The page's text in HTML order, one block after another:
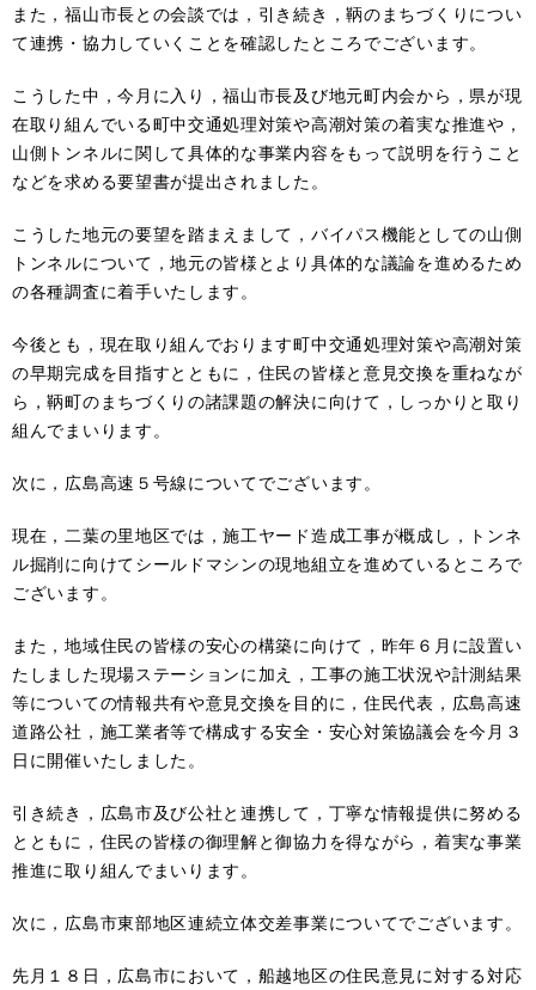
また，福山市長との会談では，引き続き，鞆のまちづくりについ
て連携・協力していくことを確認したところでございます。
こうした中，今月に入り，福山市長及び地元町内会から，県が現
在取り組んでいる町中交通処理対策や高潮対策の着実な推進や，
山側トンネルに関して具体的な事業内容をもって説明を行うこと
などを求める要望書が提出されました。
こうした地元の要望を踏まえまして，バイパス機能としての山側
トンネルについて，地元の皆様とより具体的な議論を進めるため
の各種調査に着手いたします。
今後とも，現在取り組んでおります町中交通処理対策や高潮対策
の早期完成を目指すとともに，住民の皆様と意見交換を重ねなが
ら，鞆町のまちづくりの諸課題の解決に向けて，しっかりと取り
組んでまいります。
次に，広島高速５号線についてでございます。
現在，二葉の里地区では，施工ヤード造成工事が概成し，トンネ
ル掘削に向けてシールドマシンの現地組立を進めているところで
ございます。
また，地域住民の皆様の安心の構築に向けて，昨年６月に設置い
たしました現場ステーションに加え，工事の施工状況や計測結果
等についての情報共有や意見交換を目的に，住民代表，広島高速
道路公社，施工業者等で構成する安全・安心対策協議会を今月３
日に開催いたしました。
引き続き，広島市及び公社と連携して，丁寧な情報提供に努める
とともに，住民の皆様の御理解と御協力を得ながら，着実な事業
推進に取り組んでまいります。
次に，広島市東部地区連続立体交差事業についてでございます。
先月１８日，広島市において，船越地区の住民意見に対する対応